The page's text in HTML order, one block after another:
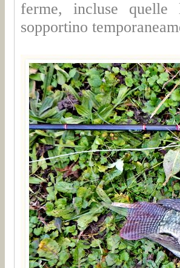
ferme, incluse quelle
sopportino